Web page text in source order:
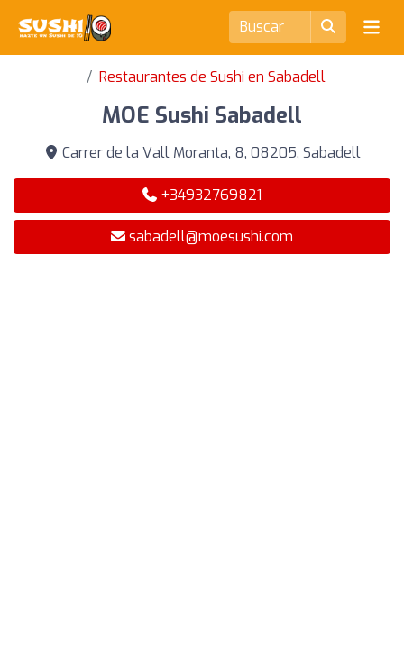
Restaurantes de Sushi en Sabadell
MOE Sushi Sabadell
Carrer de la Vall Moranta, 8, 08205, Sabadell
+34932769821
sabadell@moesushi.com